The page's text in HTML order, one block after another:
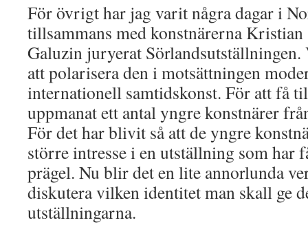
För övrigt har jag varit några dagar i
tillsammans med konstnärerna
Galuzin juryerat Sörlandsutställningen.
att polarisera den i motsättningen
internationell samtidskonst. För att få
uppmanat ett antal yngre konstnärer
För det har blivit så att de yngre
större intresse i en utställning som har
prägel. Nu blir det en lite annorlunda
diskutera vilken identitet man skall ge
utställningarna.